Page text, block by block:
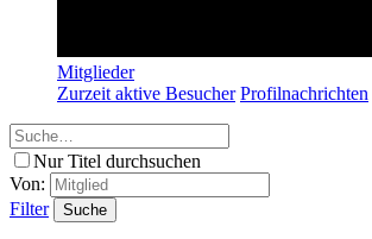
Mitglieder
Zurzeit aktive Besucher Profilnachrichten
Nur Titel durchsuchen
Von:
Filter
Suche